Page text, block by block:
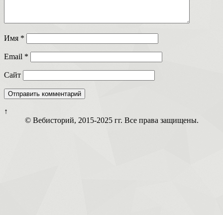
Имя *
Email *
Сайт
↑
© Вебисторий, 2015-2025 гг. Все права защищены.